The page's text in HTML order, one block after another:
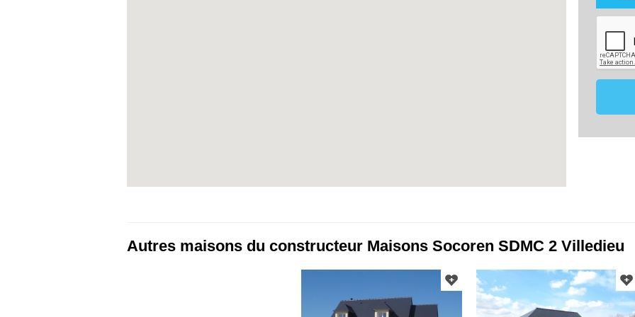
mon
Les
de 18
vous
ce
Autres maisons du constructeur Maisons Socoren SDMC 2 Villedieu